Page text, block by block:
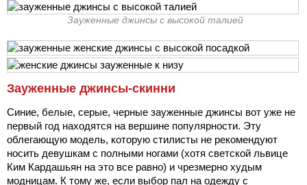
Зауженные джинсы с высокой талией
Зауженные джинсы-скинни
Синие, белые, серые, черные зауженные джинсы вот уже не
первый год находятся на вершине популярности. Эту
облегающую модель, которую стилисты не рекомендуют
носить девушкам с полными ногами (хотя светской львице
Ким Кардашьян на это все равно) и чрезмерно худым
модницам. К тому же, если выбор пал на одежду с